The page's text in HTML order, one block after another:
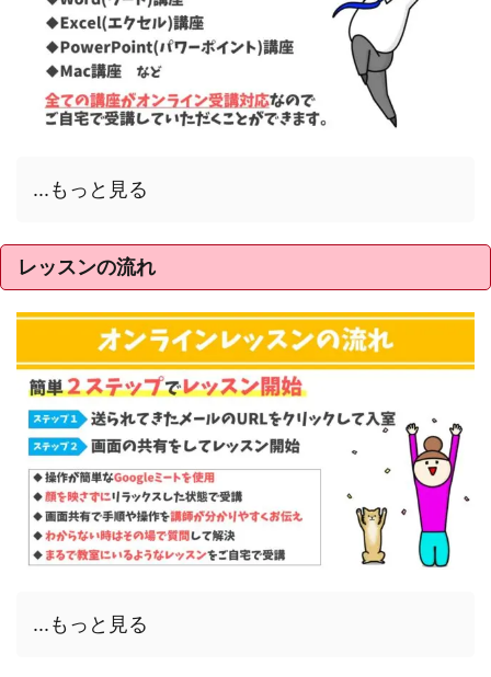
...もっと見る
レッスンの流れ
...もっと見る